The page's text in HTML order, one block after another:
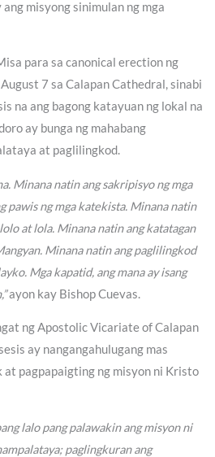
misyong sinimulan ng mga
para sa canonical erection ng
7 sa Calapan Cathedral, sinabi
na ang bagong katayuan ng lokal na
ay bunga ng mahabang
at paglilingkod.
Minana natin ang sakripisyo ng mga
pawis ng mga katekista. Minana natin
at lola. Minana natin ang katatagan
Minana natin ang paglilingkod
Mga kapatid, ang mana ay isang
ayon kay Bishop Cuevas.
ng Apostolic Vicariate of Calapan
ay nangangahulugang mas
at pagpapaigting ng misyon ni Kristo
lalo pang palawakin ang misyon ni
paglingkuran ang